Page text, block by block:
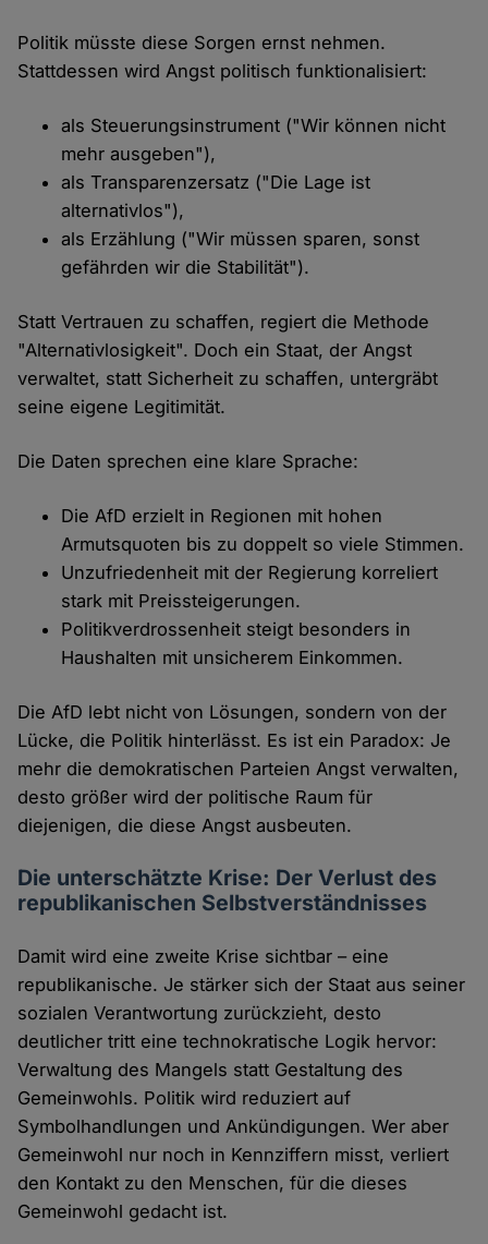
Politik müsste diese Sorgen ernst nehmen.
Stattdessen wird Angst politisch funktionalisiert:
als Steuerungsinstrument ("Wir können nicht
mehr ausgeben"),
als Transparenzersatz ("Die Lage ist
alternativlos"),
als Erzählung ("Wir müssen sparen, sonst
gefährden wir die Stabilität").
Statt Vertrauen zu schaffen, regiert die Methode
"Alternativlosigkeit". Doch ein Staat, der Angst
verwaltet, statt Sicherheit zu schaffen, untergräbt
seine eigene Legitimität.
Die Daten sprechen eine klare Sprache:
Die AfD erzielt in Regionen mit hohen
Armutsquoten bis zu doppelt so viele Stimmen.
Unzufriedenheit mit der Regierung korreliert
stark mit Preissteigerungen.
Politikverdrossenheit steigt besonders in
Haushalten mit unsicherem Einkommen.
Die AfD lebt nicht von Lösungen, sondern von der
Lücke, die Politik hinterlässt. Es ist ein Paradox: Je
mehr die demokratischen Parteien Angst verwalten,
desto größer wird der politische Raum für
diejenigen, die diese Angst ausbeuten.
Die unterschätzte Krise: Der Verlust des
republikanischen Selbstverständnisses
Damit wird eine zweite Krise sichtbar – eine
republikanische. Je stärker sich der Staat aus seiner
sozialen Verantwortung zurückzieht, desto
deutlicher tritt eine technokratische Logik hervor:
Verwaltung des Mangels statt Gestaltung des
Gemeinwohls. Politik wird reduziert auf
Symbolhandlungen und Ankündigungen. Wer aber
Gemeinwohl nur noch in Kennziffern misst, verliert
den Kontakt zu den Menschen, für die dieses
Gemeinwohl gedacht ist.